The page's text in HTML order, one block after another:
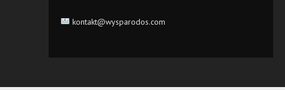
kontakt@wysparodos.com